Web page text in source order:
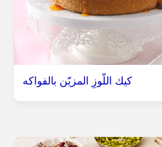
كيك اللّوزِ المزيّن بالفواكه